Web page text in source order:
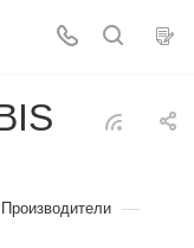
Производители —